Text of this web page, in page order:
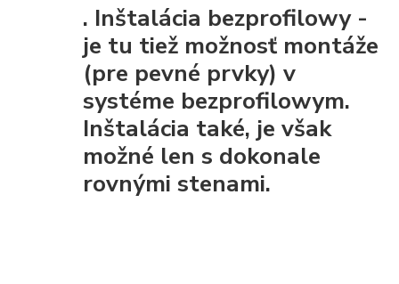
. Inštalácia bezprofilowy -
je tu tiež možnosť montáže
(pre pevné prvky) v
systéme bezprofilowym.
Inštalácia také, je však
možné len s dokonale
rovnými stenami.